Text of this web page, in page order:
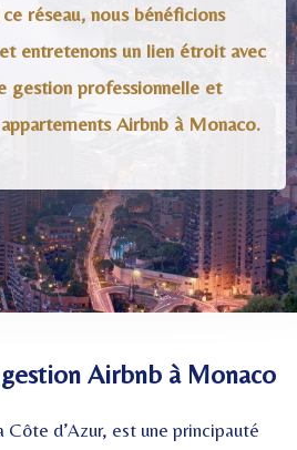
réseau, nous bénéficions
entretenons un lien étroit avec
gestion professionnelle et
Airbnb à Monaco.
Airbnb à Monaco
Côte d’Azur, est une principauté